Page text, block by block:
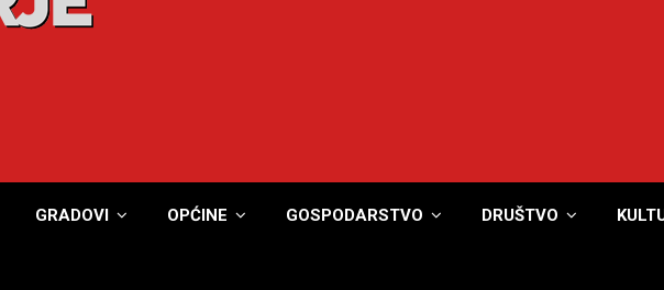
GRADOVI OPĆINE GOSPODARSTVO DRUŠTVO